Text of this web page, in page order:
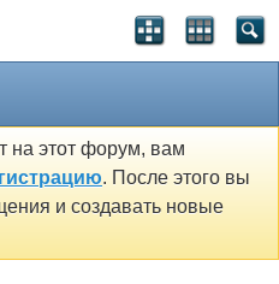
на этот форум, вам
. После этого вы
и создавать новые